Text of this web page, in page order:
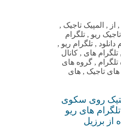
از , المپیک تاجیک ,
تاجیک ریو , تلگرام
دانلود , تلگرام ریو ,
, تلگرام های , کانال
, گروه های
های تاجیک , های
روی سکوی
های ریو